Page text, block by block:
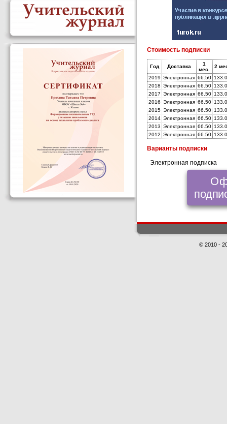
Стоимость подписки
Год Доставка
1
мес.
2
2019 Электронная 66.50
2018 Электронная 66.50
2017 Электронная 66.50
2016 Электронная 66.50
2015 Электронная 66.50
2014 Электронная 66.50
2013 Электронная 66.50
2012 Электронная 66.50
Варианты подписки
Электронная подписка
© 2010 -